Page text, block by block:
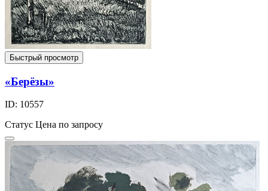
Быстрый просмотр
«Берёзы»
ID: 10557
Статус Цена по запросу